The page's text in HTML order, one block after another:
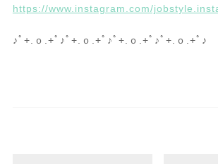
https://www.instagram.com/
♪ﾟ+.ｏ.+ﾟ♪ﾟ+.ｏ.+ﾟ♪ﾟ+.ｏ.+ﾟ♪ﾟ+.ｏ.+ﾟ♪